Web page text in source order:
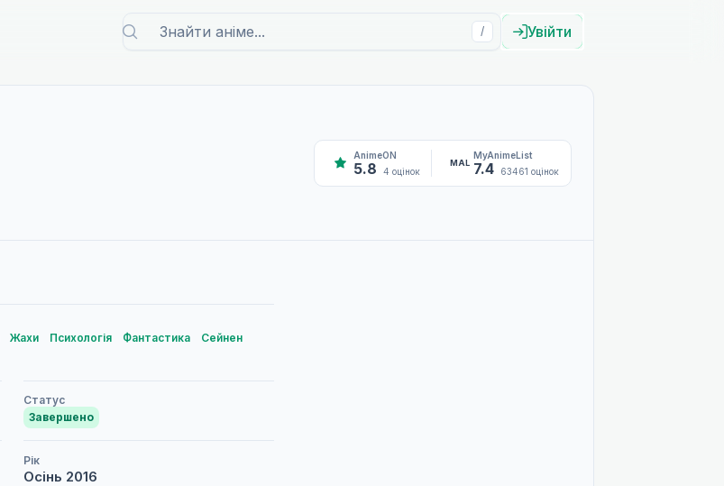
/ Увійти
AnimeON
5.8 4 оцінок
MAL
MyAnimeList
7.4 63461 оцінок
Жахи Психологія Фантастика
Сейнен
Статус
Завершено
Рік
Осінь 2016